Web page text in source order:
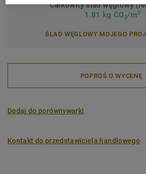
Całkowity ślad węglowy
1.81 kg CO2/m2
ŚLAD WĘGLOWY MOJEGO
POPROŚ O WYCENĘ
Dodaj do porównywarki
Kontakt do przedstawiciela handlowego